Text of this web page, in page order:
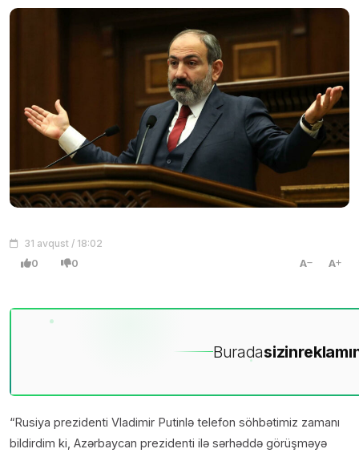
31 avqust / 18:02
0 0 A A
Buradasizin
“Rusiya prezidenti Vladimir Putinlə telefon söhbətimiz zamanı
bildirdim ki, Azərbaycan prezidenti ilə sərhəddə görüşməyə